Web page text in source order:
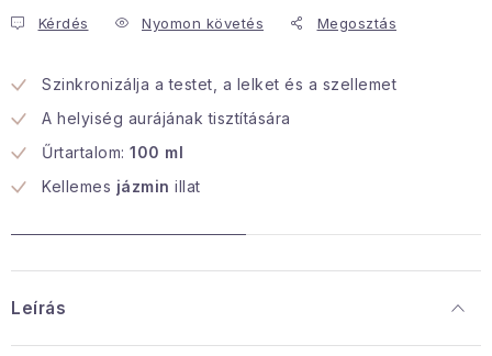
Januári akció
Veľkoobchodná spolupráca
A személyes adatok védelmének feltételei
Hogyan kell panaszkodni / visszaadni az áruka
Kereskedelem feltételes
Érintkezés
Rólunk
Kérdés Nyomon követés Megosztás
Szinkronizálja a testet, a lelket és a szellemet
A helyiség aurájának tisztítására
Űrtartalom: 100 ml
Kellemes jázmin illat
Leírás